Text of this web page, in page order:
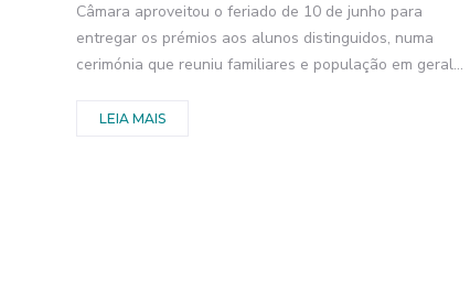
Câmara aproveitou o feriado de 10 de junho para
entregar os prémios aos alunos distinguidos, numa
cerimónia que reuniu familiares e população em geral...
LEIA MAIS